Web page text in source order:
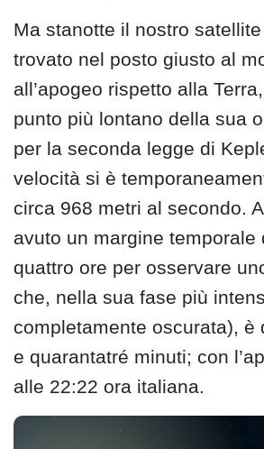
Ma stanotte il nostro
trovato nel posto giusto al
all’apogeo rispetto alla
punto più lontano della sua
per la seconda legge di
velocità si è
circa 968 metri al secondo.
avuto un margine temporale
quattro ore per osservare
che, nella sua fase più
completamente oscurata), è
e quarantatré minuti; con
alle 22:22 ora italiana.